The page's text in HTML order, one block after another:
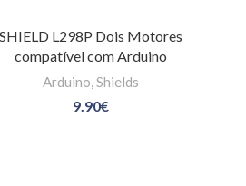
SHIELD L298P Dois Motores
compatível com Arduino
Arduino,Shields
9.90€